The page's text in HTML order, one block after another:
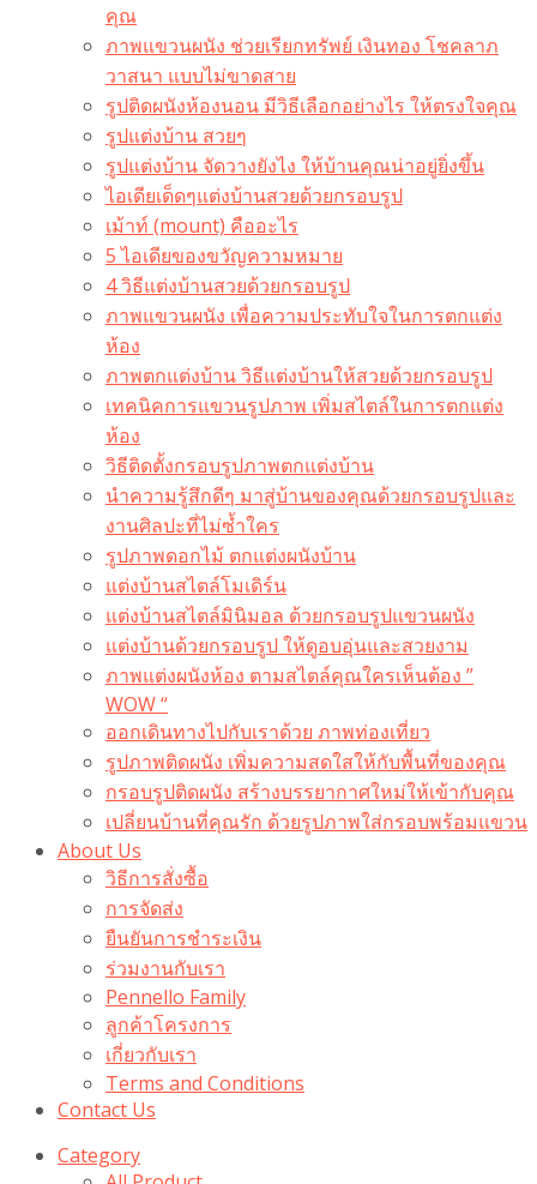
คุณ
ภาพแขวนผนัง ช่วยเรียกทรัพย์ เงินทอง โชคลาภ
วาสนา แบบไม่ขาดสาย
รูปติดผนังห้องนอน มีวิธีเลือกอย่างไร ให้ตรงใจคุณ
รูปแต่งบ้าน สวยๆ
รูปแต่งบ้าน จัดวางยังไง ให้บ้านคุณน่าอยู่ยิ่งขึ้น
ไอเดียเด็ดๆแต่งบ้านสวยด้วยกรอบรูป
เม้าท์ (mount) คืออะไร​
5 ไอเดียของขวัญความหมาย
4 วิธีแต่งบ้านสวยด้วยกรอบรูป
ภาพแขวนผนัง เพื่อความประทับใจในการตกแต่ง
ห้อง
ภาพตกแต่งบ้าน วิธีแต่งบ้านให้สวยด้วยกรอบรูป
เทคนิคการแขวนรูปภาพ เพิ่มสไตล์ในการตกแต่ง
ห้อง
วิธีติดตั้งกรอบรูปภาพตกแต่งบ้าน
นำความรู้สึกดีๆ มาสู่บ้านของคุณด้วยกรอบรูปและ
งานศิลปะที่ไม่ซ้ำใคร
รูปภาพดอกไม้ ตกแต่งผนังบ้าน
แต่งบ้านสไตล์โมเดิร์น
แต่งบ้านสไตล์มินิมอล ด้วยกรอบรูปแขวนผนัง
แต่งบ้านด้วยกรอบรูป ให้ดูอบอุ่นและสวยงาม
ภาพแต่งผนังห้อง ตามสไตล์คุณใครเห็นต้อง ”
WOW “
ออกเดินทางไปกับเราด้วย ภาพท่องเที่ยว
รูปภาพติดผนัง เพิ่มความสดใสให้กับพื้นที่ของคุณ
กรอบรูปติดผนัง สร้างบรรยากาศใหม่ให้เข้ากับคุณ
เปลี่ยนบ้านที่คุณรัก ด้วยรูปภาพใส่กรอบพร้อมแขวน​
About Us
วิธีการสั่งซื้อ
การจัดส่ง
ยืนยันการชำระเงิน
ร่วมงานกับเรา
Pennello Family
ลูกค้าโครงการ
เกี่ยวกับเรา
Terms and Conditions
Contact Us
Category